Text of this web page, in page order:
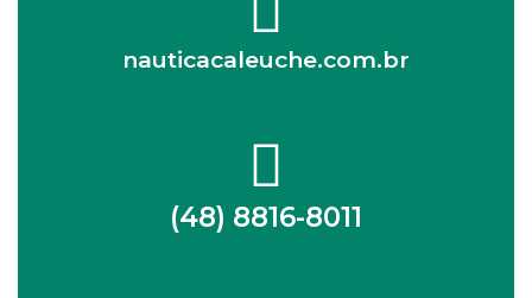
nauticacaleuche.com.br
(48) 8816-8011